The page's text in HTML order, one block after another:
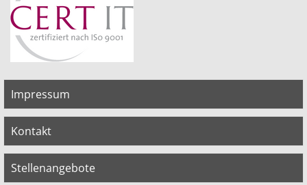
Impressum
Kontakt
Stellenangebote